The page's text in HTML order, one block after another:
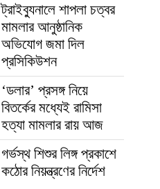
ট্রাইব্যুনালে শাপলা চত্বর
মামলার আনুষ্ঠানিক
অভিযোগ জমা দিল
প্রসিকিউশন
‘ডলার’ প্রসঙ্গ নিয়ে
বিতর্কের মধ্যেই রামিসা
হত্যা মামলার রায় আজ
গর্ভস্থ শিশুর লিঙ্গ প্রকাশে
কঠোর নিয়ন্ত্রণের নির্দেশ